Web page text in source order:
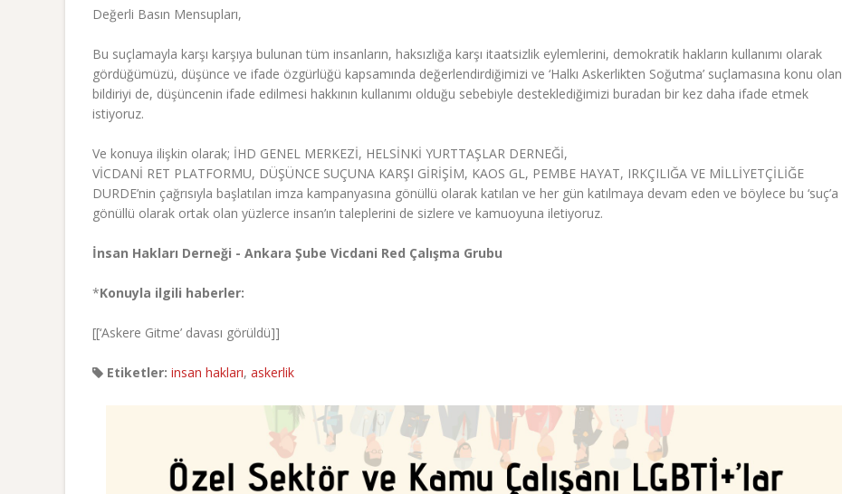
Değerli Basın Mensupları,
Bu suçlamayla karşı karşıya bulunan tüm insanların, haksızlığa karşı itaatsizlik eylemlerini, demokratik hakların kullanımı olarak
gördüğümüzü, düşünce ve ifade özgürlüğü kapsamında değerlendirdiğimizi ve ‘Halkı Askerlikten Soğutma’ suçlamasına konu olan
bildiriyi de, düşüncenin ifade edilmesi hakkının kullanımı olduğu sebebiyle desteklediğimizi buradan bir kez daha ifade etmek
istiyoruz.
Ve konuya ilişkin olarak; İHD GENEL MERKEZİ, HELSİNKİ YURTTAŞLAR DERNEĞİ,
VİCDANİ RET PLATFORMU, DÜŞÜNCE SUÇUNA KARŞI GİRİŞİM, KAOS GL, PEMBE HAYAT, IRKÇILIĞA VE MİLLİYETÇİLİĞE
DURDE’nin çağrısıyla başlatılan imza kampanyasına gönüllü olarak katılan ve her gün katılmaya devam eden ve böylece bu ‘suç’a
gönüllü olarak ortak olan yüzlerce insan’ın taleplerini de sizlere ve kamuoyuna iletiyoruz.
İnsan Hakları Derneği - Ankara Şube Vicdani Red Çalışma Grubu
*Konuyla ilgili haberler:
[[‘Askere Gitme’ davası görüldü]]
Etiketler: insan hakları, askerlik